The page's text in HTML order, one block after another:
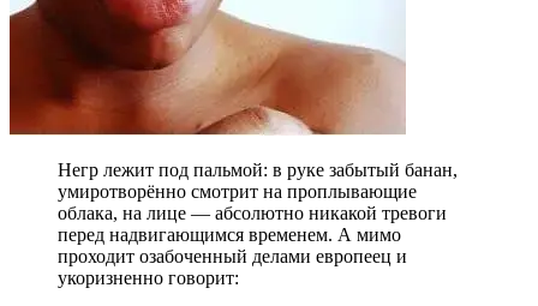
Негр лежит под пальмой: в руке забытый банан,
умиротворённо смотрит на проплывающие
облака, на лице — абсолютно никакой тревоги
перед надвигающимся временем. А мимо
проходит озабоченный делами европеец и
укоризненно говорит: